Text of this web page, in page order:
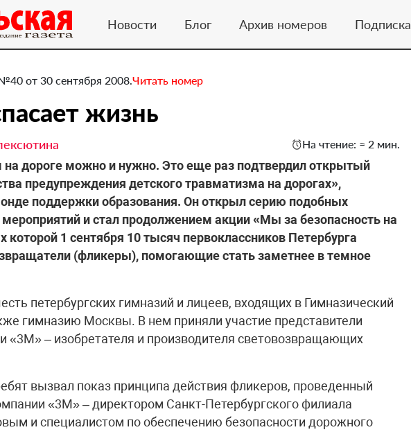
Новости Блог Архив номеров Подписка
от 30 сентября 2008.Читать номер
жизнь
На чтение: ≈ 2 мин.
дороге можно и нужно. Это еще раз подтвердил открытый
предупреждения детского травматизма на дорогах»,
поддержки образования. Он открыл серию подобных
и стал продолжением акции «Мы за безопасность на
которой 1 сентября 10 тысяч первоклассников Петербурга
(фликеры), помогающие стать заметнее в темное
петербургских гимназий и лицеев, входящих в Гимназический
гимназию Москвы. В нем приняли участие представители
– изобретателя и производителя световозвращающих
вызвал показ принципа действия фликеров, проведенный
«3М» – директором Санкт-Петербургского филиала
и специалистом по обеспечению безопасности дорожного